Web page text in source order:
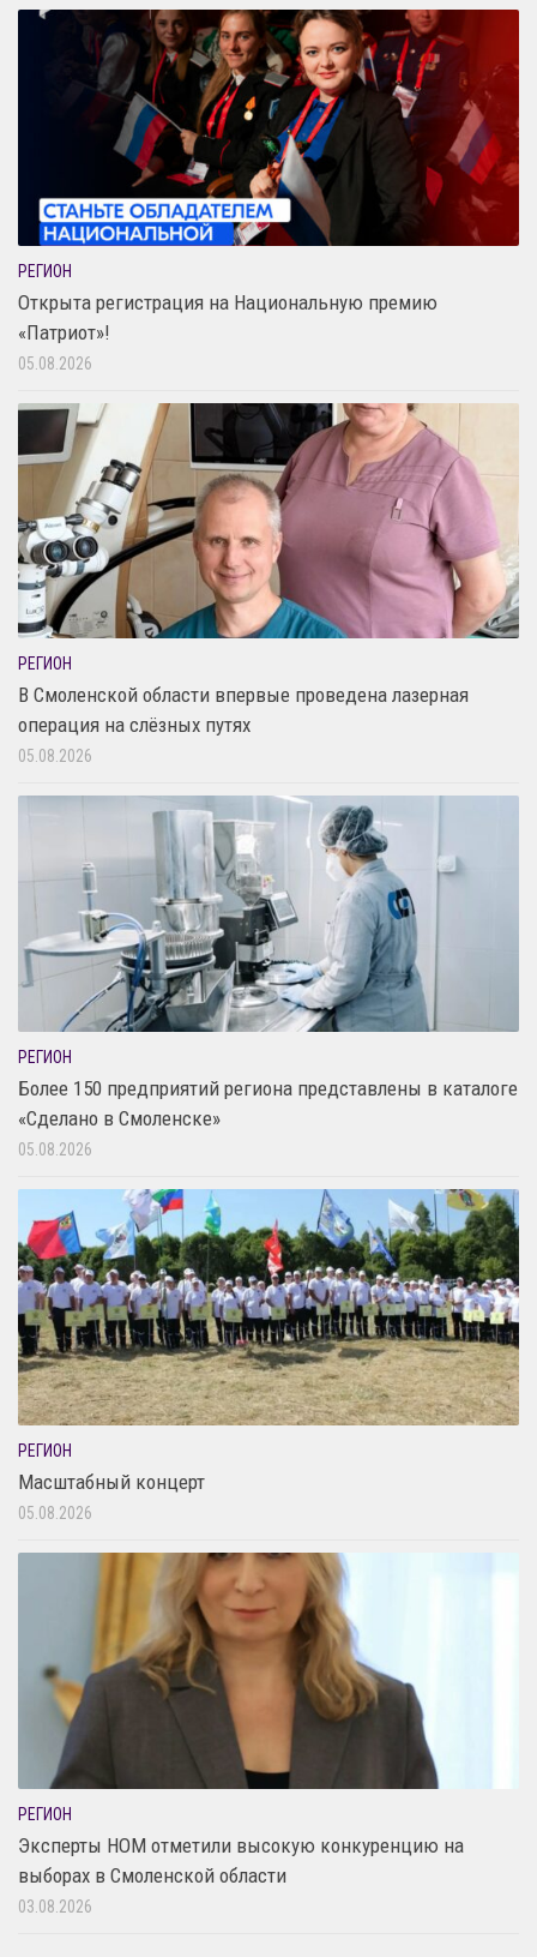
РЕГИОН
Открыта регистрация на Национальную премию
«Патриот»!
05.08.2026
РЕГИОН
В Смоленской области впервые проведена лазерная
операция на слёзных путях
05.08.2026
РЕГИОН
Более 150 предприятий региона представлены в каталоге
«Сделано в Смоленске»
05.08.2026
РЕГИОН
Масштабный концерт
05.08.2026
РЕГИОН
Эксперты НОМ отметили высокую конкуренцию на
выборах в Смоленской области
03.08.2026